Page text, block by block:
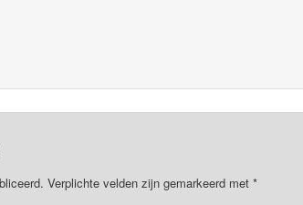
Verplichte velden zijn gemarkeerd met *